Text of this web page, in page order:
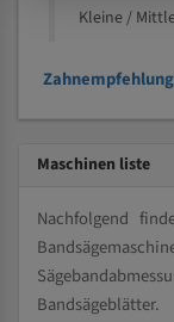
Kleine /
Maschinen liste
Nachfolgend
Bandsägeblätter.